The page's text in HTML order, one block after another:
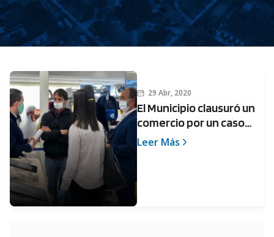
29 Abr, 2020
El Municipio clausuró un
comercio por un caso
positivo de Covid-19
Leer Más